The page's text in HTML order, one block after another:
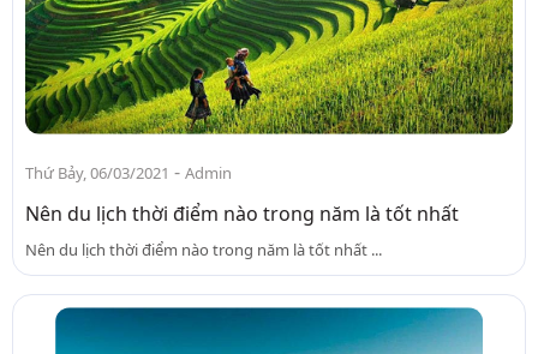
Thứ Bảy, 06/03/2021 - Admin
Nên du lịch thời điểm nào trong năm là tốt nhất
Nên du lịch thời điểm nào trong năm là tốt nhất ...